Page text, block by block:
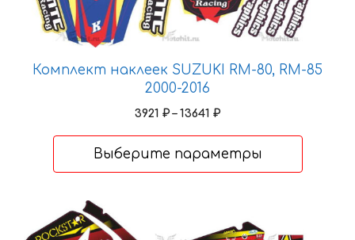
Комплект наклеек SUZUKI RM-80, RM-85
2000-2016
3921 ₽ – 13641 ₽Диапазон
–
Выберите параметры
Этот
товар